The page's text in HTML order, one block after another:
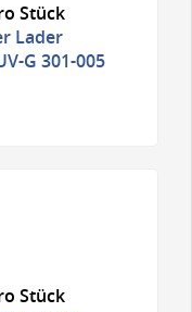
Stück
Lader
G 301-005
Stück